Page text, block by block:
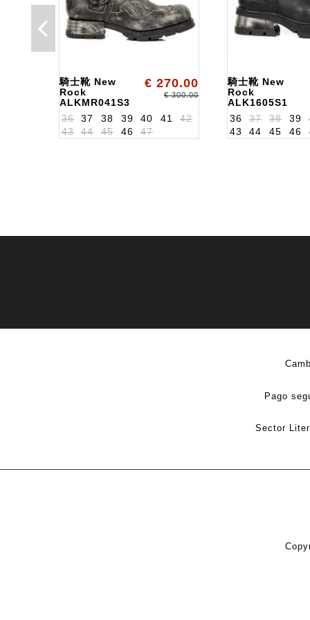
騎士靴 New
Rock
ALKMR041S3
€ 270.00
€ 300.00
36 37 38 39 40 41
42
43
44 45 46 47
騎士靴 New
Rock
ALK1605S1
36
37 38 39
43
44 45 46
Pago
Sector